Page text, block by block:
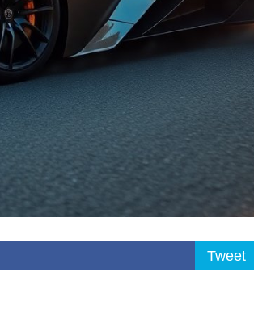
Tweet